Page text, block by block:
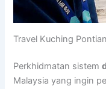
Travel Kuching
Perkhidmatan sistem
Malaysia yang ingin